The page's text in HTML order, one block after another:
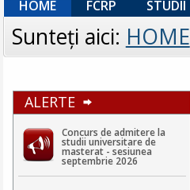
HOME FCRP STUDII
Sunteţi aici: HOME
ALERTE
Concurs de admitere la
studii universitare de
masterat - sesiunea
septembrie 2026